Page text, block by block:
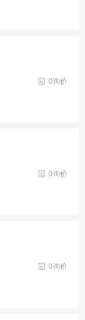
0询价
0询价
0询价